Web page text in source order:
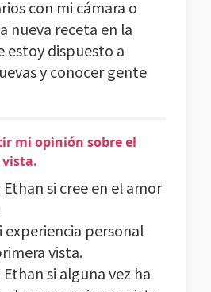
con mi cámara o
nueva receta en la
estoy dispuesto a
y conocer gente
mi opinión sobre el
si cree en el amor
experiencia personal
vista.
si alguna vez ha